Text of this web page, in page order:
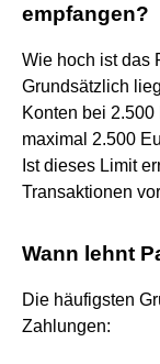
empfangen?
Wie hoch ist das
Grundsätzlich
Konten bei
maximal 2.500
Ist dieses Limit
Transaktionen
Wann lehnt
Die häufigsten
Zahlungen: